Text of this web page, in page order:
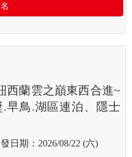
西蘭雲之巔東西合進~
早鳥.湖區連泊、隱士
2026/08/22 (六)